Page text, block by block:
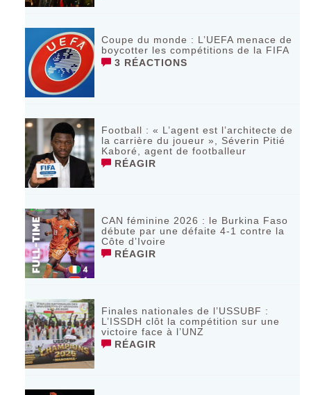
Coupe du monde : L’UEFA menace de
boycotter les compétitions de la FIFA
3 RÉACTIONS
Football : « L’agent est l’architecte de
la carrière du joueur », Séverin Pitié
Kaboré, agent de footballeur
RÉAGIR
CAN féminine 2026 : le Burkina Faso
débute par une défaite 4-1 contre la
Côte d’Ivoire
RÉAGIR
Finales nationales de l’USSUBF :
L’ISSDH clôt la compétition sur une
victoire face à l’UNZ
RÉAGIR